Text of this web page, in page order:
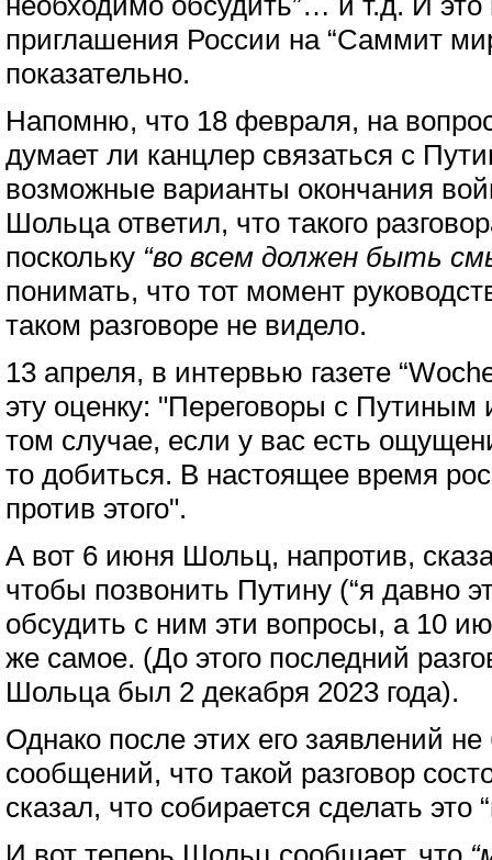
приглашения России на “Саммит
показательно.
Напомню, что 18 февраля, на
думает ли канцлер связаться с
возможные варианты окончания
Шольца ответил, что такого
поскольку “во всем должен быть
понимать, что тот момент
таком разговоре не видело.
13 апреля, в интервью газете
эту оценку: "Переговоры с
том случае, если у вас есть
то добиться. В настоящее время
против этого".
А вот 6 июня Шольц, напротив,
чтобы позвонить Путину (“я давно
обсудить с ним эти вопросы, а 10
же самое. (До этого последний
Шольца был 2 декабря 2023 года).
Однако после этих его заявлений
сообщений, что такой разговор
сказал, что собирается сделать